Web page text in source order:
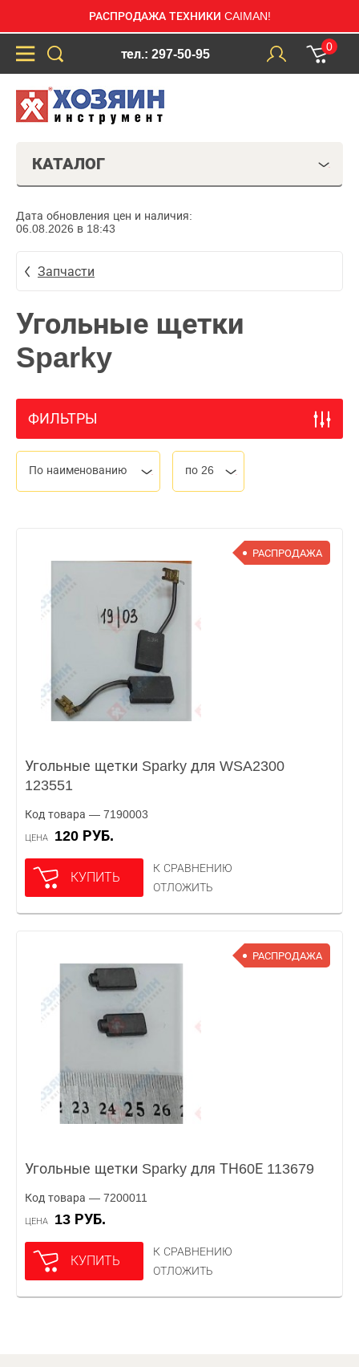
РАСПРОДАЖА ТЕХНИКИ CAIMAN!
тел.: 297-50-95
0
КАТАЛОГ
Дата обновления цен и наличия:
06.08.2026 в 18:43
Запчасти
Угольные щетки
Sparky
ФИЛЬТРЫ
По наименованию по 26
РАСПРОДАЖА
Угольные щетки Sparky для WSA2300
123551
Код товара — 7190003
ЦЕНА 120 РУБ.
КУПИТЬ
К СРАВНЕНИЮ
ОТЛОЖИТЬ
РАСПРОДАЖА
Угольные щетки Sparky для ТН60Е 113679
Код товара — 7200011
ЦЕНА 13 РУБ.
КУПИТЬ
К СРАВНЕНИЮ
ОТЛОЖИТЬ